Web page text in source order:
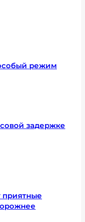
режим
задержке
приятные